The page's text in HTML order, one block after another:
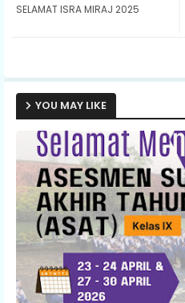
SELAMAT ISRA MIRAJ 2025
YOU MAY LIKE